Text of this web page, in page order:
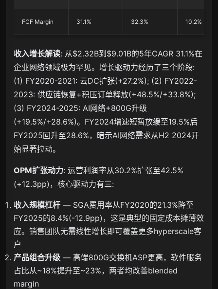
FCF Margin 31.1% 32.3% 10.2%
收入增长解读: 从$2.32B到$9.01B的5年CAGR 31.1%在
企业网络领域极为罕见。增长驱动力经历了三个阶段:
(1) FY2020-2021: 云DC扩张(+27.2%); (2) FY2022-
2023: 供应链恢复+积压订单释放(+48.5%/+33.8%);
(3) FY2024-2025: AI网络+800G升级
(+19.5%/+28.6%)。FY2024增速短暂放缓至19.5%后
FY2025回升至28.6%，暗示AI网络需求从H2 2024开
始显著拉动。
OPM扩张动力: 运营利润率从30.2%扩张至42.5%
(+12.3pp)，核心驱动力有三:
收入规模杠杆 — SGA费用率从FY2020的21.3%降至
FY2025的8.4%(-12.9pp)，这是典型的固定成本摊薄效
应。销售团队无需线性增长即可覆盖更多hyperscale客
户
产品组合升级 — 高端800G交换机ASP更高，软件服务
占比从~18%提升至~23%，两者均改善blended
margin